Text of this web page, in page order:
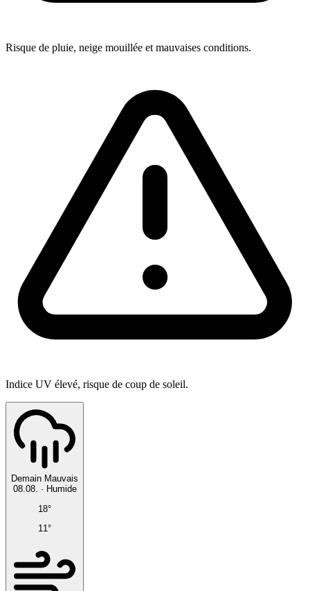
Risque de pluie, neige mouillée et mauvaises conditions.
Indice UV élevé, risque de coup de soleil.
Demain Mauvais
08.08. · Humide
18°
11°